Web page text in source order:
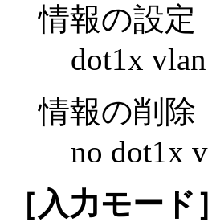
情報の設定
dot1x
情報の削除
no dot1x
［入力モード